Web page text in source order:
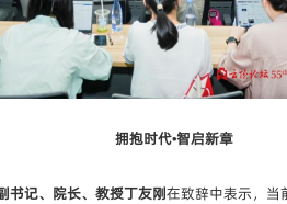
拥抱时代•智启新章
书记、院长、教授丁友刚在致辞中表示，当